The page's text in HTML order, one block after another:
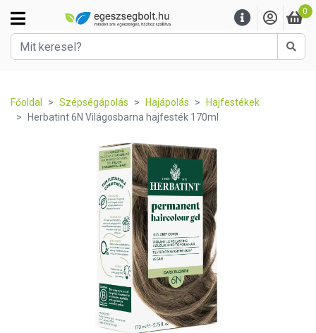
0
Főoldal Szépségápolás Hajápolás
Hajfestékek
Herbatint 6N Világosbarna hajfesték 170ml